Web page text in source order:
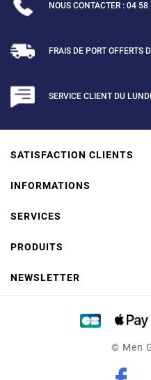
KLEIN
Aucun point
NOUS CONTACTER : 04
FRAIS DE PORT OFFERTS
SERVICE CLIENT DU
SATISFACTION CLIENTS
INFORMATIONS
SERVICES
PRODUITS
NEWSLETTER
© Men